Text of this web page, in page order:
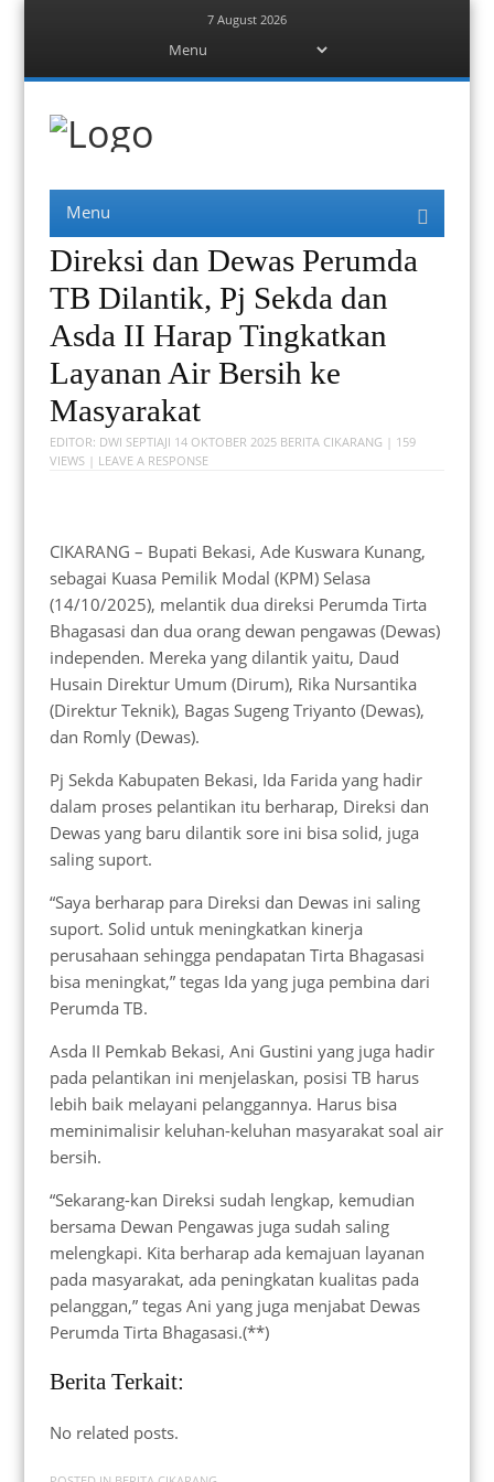
7 August 2026
content
Berita Bekasi
Menu
content
Direksi dan Dewas Perumda
TB Dilantik, Pj Sekda dan
Asda II Harap Tingkatkan
Layanan Air Bersih ke
Masyarakat
EDITOR: DWI SEPTIAJI 14 OKTOBER 2025 BERITA CIKARANG | 159
VIEWS | LEAVE A RESPONSE
CIKARANG – Bupati Bekasi, Ade Kuswara Kunang,
sebagai Kuasa Pemilik Modal (KPM) Selasa
(14/10/2025), melantik dua direksi Perumda Tirta
Bhagasasi dan dua orang dewan pengawas (Dewas)
independen. Mereka yang dilantik yaitu, Daud
Husain Direktur Umum (Dirum), Rika Nursantika
(Direktur Teknik), Bagas Sugeng Triyanto (Dewas),
dan Romly (Dewas).
Pj Sekda Kabupaten Bekasi, Ida Farida yang hadir
dalam proses pelantikan itu berharap, Direksi dan
Dewas yang baru dilantik sore ini bisa solid, juga
saling suport.
“Saya berharap para Direksi dan Dewas ini saling
suport. Solid untuk meningkatkan kinerja
perusahaan sehingga pendapatan Tirta Bhagasasi
bisa meningkat,” tegas Ida yang juga pembina dari
Perumda TB.
Asda II Pemkab Bekasi, Ani Gustini yang juga hadir
pada pelantikan ini menjelaskan, posisi TB harus
lebih baik melayani pelanggannya. Harus bisa
meminimalisir keluhan-keluhan masyarakat soal air
bersih.
“Sekarang-kan Direksi sudah lengkap, kemudian
bersama Dewan Pengawas juga sudah saling
melengkapi. Kita berharap ada kemajuan layanan
pada masyarakat, ada peningkatan kualitas pada
pelanggan,” tegas Ani yang juga menjabat Dewas
Perumda Tirta Bhagasasi.(**)
Berita Terkait:
No related posts.